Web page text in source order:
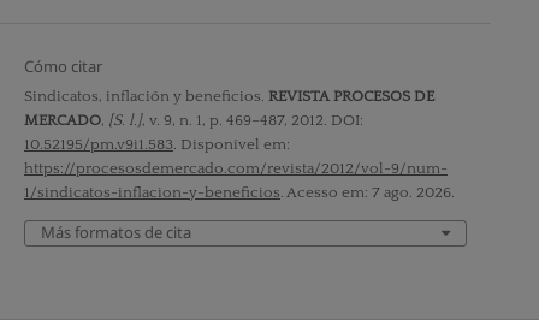
Cómo citar
Sindicatos, inflación y beneficios. REVISTA PROCESOS DE
MERCADO, [S. l.], v. 9, n. 1, p. 469–487, 2012. DOI:
10.52195/pm.v9i1.583. Disponível em:
https://procesosdemercado.com/revista/2012/vol-9/num-
1/sindicatos-inflacion-y-beneficios . Acesso em: 7 ago. 2026.
Más formatos de cita